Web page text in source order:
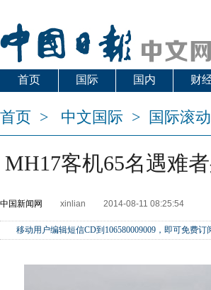
首页 国际 国内 财
首页 > 中文国际 > 国际滚动
MH17客机65名遇难
中国新闻网 xinlian 2014-08-11 08:25:54
移动用户编辑短信CD到106580009009，即可免费